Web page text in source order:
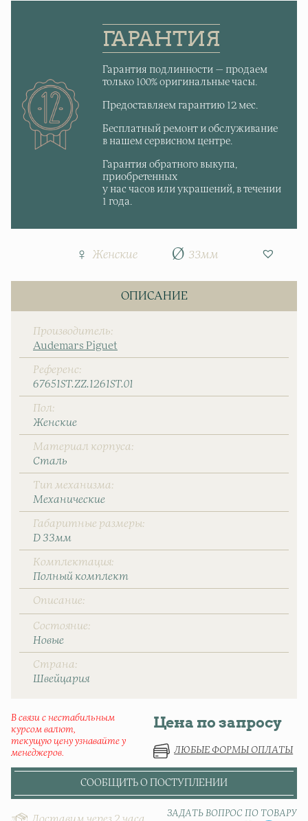
ГАРАНТИЯ
Гарантия подлинности — продаем
только 100% оригинальные часы.
Предоставляем гарантию 12 мес.
Бесплатный ремонт и обслуживание
в нашем сервисном центре.
Гарантия обратного выкупа,
приобретенных
у нас часов или украшений, в течении
1 года.
Женские 33мм
ОПИСАНИЕ
Производитель
Audemars Piguet
Референс
67651ST.ZZ.1261ST.01
Пол
Женские
Материал корпуса
Сталь
Тип механизма
Механические
Габаритные размеры
D 33мм
Комплектация
Полный комплект
Описание
Состояние
Новые
Страна
Швейцаpия
В связи с нестабильным
курсом валют,
текущую цену узнавайте у
менеджеров.
Цена по запросу
ЛЮБЫЕ ФОРМЫ ОПЛАТЫ
СООБЩИТЬ О ПОСТУПЛЕНИИ
ЗАДАТЬ ВОПРОС ПО ТОВАРУ